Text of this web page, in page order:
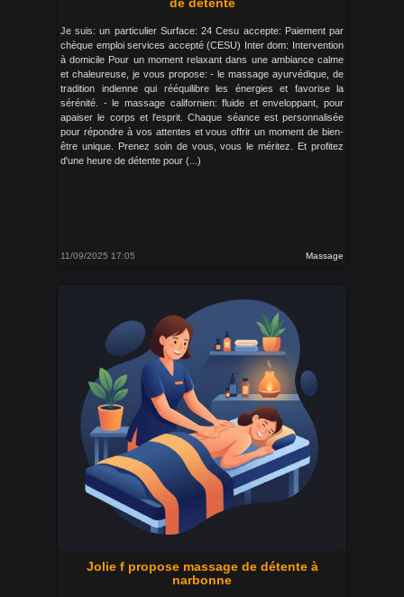
Je suis: un particulier Surface: 24 Cesu accepte: Paiement par
chèque emploi services accepté (CESU) Inter dom: Intervention
à domicile Pour un moment relaxant dans une ambiance calme
et chaleureuse, je vous propose: - le massage ayurvédique, de
tradition indienne qui rééquilibre les énergies et favorise la
sérénité. - le massage californien: fluide et enveloppant, pour
apaiser le corps et l'esprit. Chaque séance est personnalisée
pour répondre à vos attentes et vous offrir un moment de bien-
être unique. Prenez soin de vous, vous le méritez. Et profitez
d'une heure de détente pour (...)
11/09/2025 17:05 Massage
Jolie f propose massage de détente à
narbonne